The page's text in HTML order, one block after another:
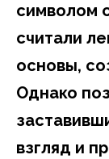
символом
считали
основы,
Однако
взгляд и